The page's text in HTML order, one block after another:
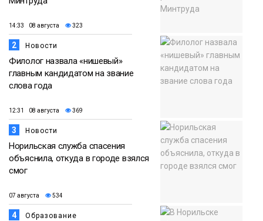
14:33 08 августа 323
2 Новости
Филолог назвала «нишевый»
главным кандидатом на звание
слова года
12:31 08 августа 369
3 Новости
Норильская служба спасения
объяснила, откуда в городе взялся
смог
07 августа 534
4 Образование